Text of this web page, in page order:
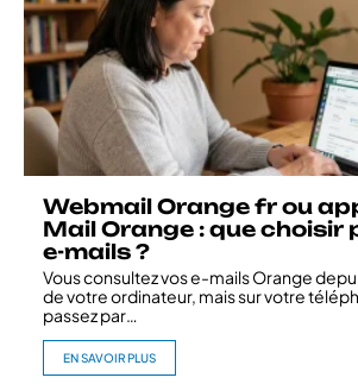
Webmail Orange fr ou
Mail Orange : que choisir
e-mails ?
Vous consultez vos e-mails Orange
de votre ordinateur, mais sur votre
passez par…
EN SAVOIR PLUS